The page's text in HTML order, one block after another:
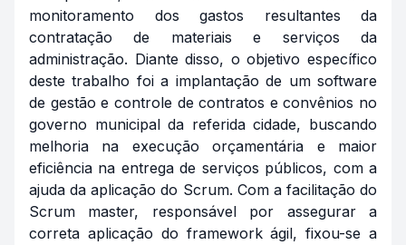
monitoramento dos gastos resultantes da
contratação de materiais e serviços da
administração. Diante disso, o objetivo específico
deste trabalho foi a implantação de um software
de gestão e controle de contratos e convênios no
governo municipal da referida cidade, buscando
melhoria na execução orçamentária e maior
eficiência na entrega de serviços públicos, com a
ajuda da aplicação do Scrum. Com a facilitação do
Scrum master, responsável por assegurar a
correta aplicação do frameworkágil, fixou-se a